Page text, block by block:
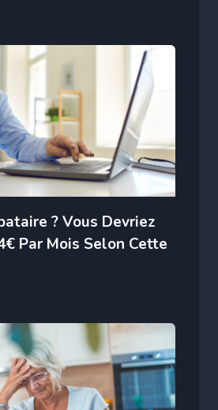
? Vous Devriez
Par Mois Selon Cette